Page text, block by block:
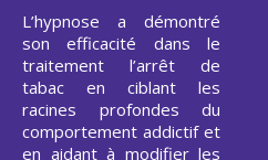
L’hypnose a démontré
son efficacité dans le
traitement l’arrêt de
tabac en ciblant les
racines profondes du
comportement addictif et
en aidant à modifier les